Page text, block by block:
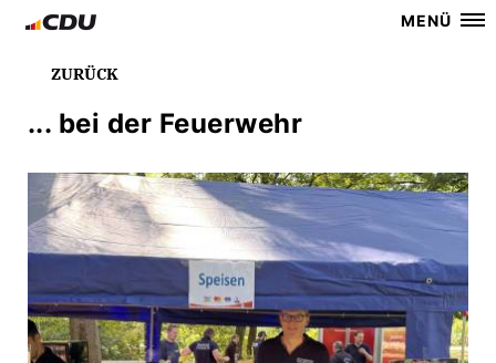
MENÜ
ZURÜCK
... bei der Feuerwehr